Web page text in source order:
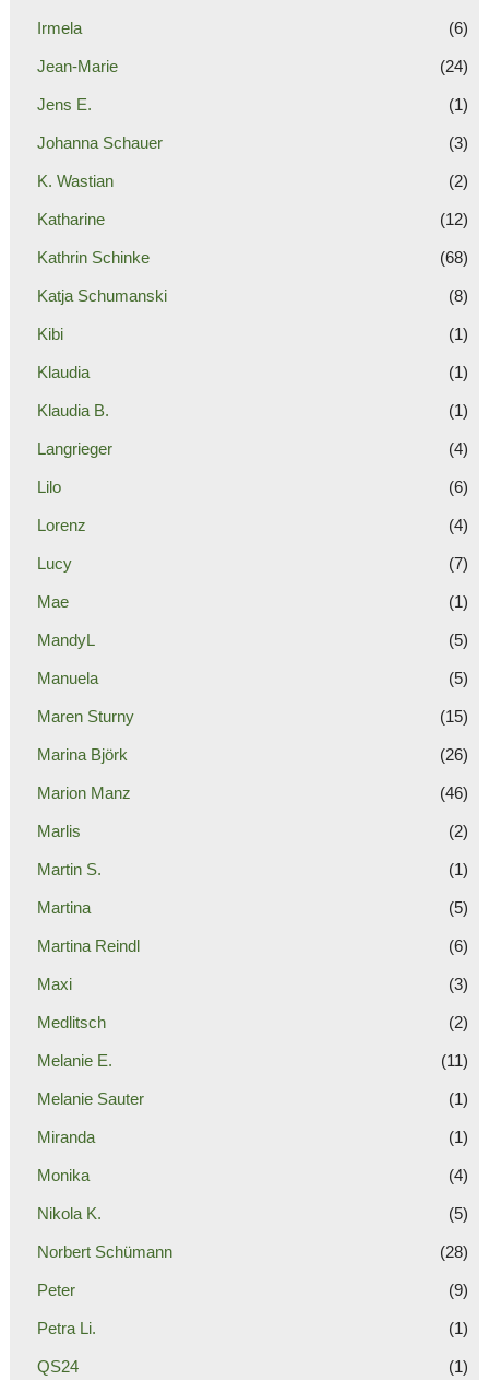
Irmela (6)
Jean-Marie (24)
Jens E. (1)
Johanna Schauer (3)
K. Wastian (2)
Katharine (12)
Kathrin Schinke (68)
Katja Schumanski (8)
Kibi (1)
Klaudia (1)
Klaudia B. (1)
Langrieger (4)
Lilo (6)
Lorenz (4)
Lucy (7)
Mae (1)
MandyL (5)
Manuela (5)
Maren Sturny (15)
Marina Björk (26)
Marion Manz (46)
Marlis (2)
Martin S. (1)
Martina (5)
Martina Reindl (6)
Maxi (3)
Medlitsch (2)
Melanie E. (11)
Melanie Sauter (1)
Miranda (1)
Monika (4)
Nikola K. (5)
Norbert Schümann (28)
Peter (9)
Petra Li. (1)
QS24 (1)